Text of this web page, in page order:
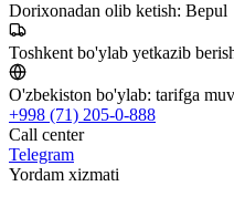
Dorixonadan olib ketish: Bepul
Toshkent bo'ylab yetkazib
O'zbekiston bo'ylab: tarifga
+998 (71) 205-0-888
Call center
Telegram
Yordam xizmati